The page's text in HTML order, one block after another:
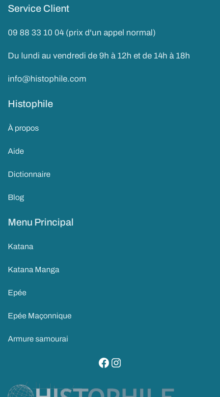
Service Client
09 88 33 10 04 (prix d'un appel normal)
Du lundi au vendredi de 9h à 12h et de 14h à 18h
info@histophile.com
Histophile
À propos
Aide
Dictionnaire
Blog
Menu Principal
Katana
Katana Manga
Epée
Epée Maçonnique
Armure samourai
visitez notre page facebook
suivez notre compte instagram